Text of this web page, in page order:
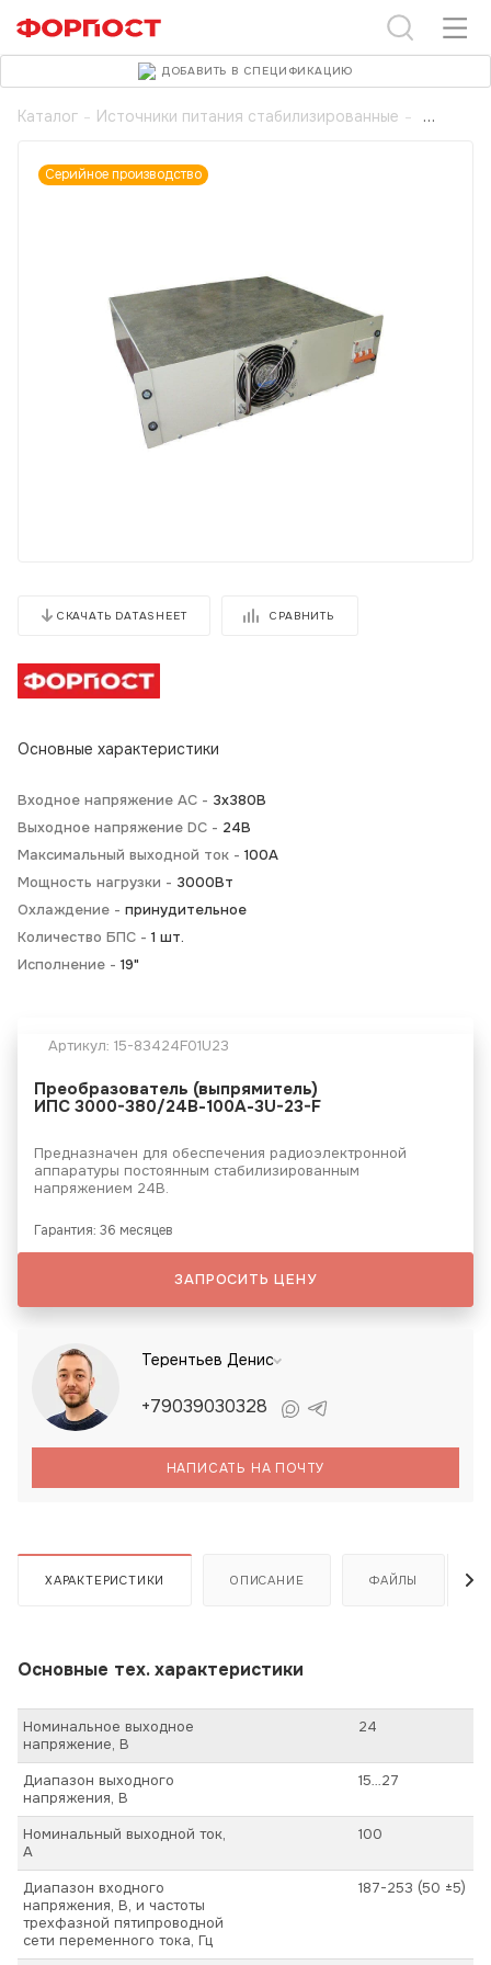
Каталог - Источники питания стабилизированные -
Серийное производство
СКАЧАТЬ DATASHEET СРАВНИТЬ
Основные характеристики
Входное напряжение AC - 3х380В
Выходное напряжение DC - 24В
Максимальный выходной ток - 100А
Мощность нагрузки - 3000Вт
Охлаждение - принудительное
Количество БПС - 1 шт.
Исполнение - 19"
Артикул: 15-83424F01U23
Преобразователь (выпрямитель)
ИПС 3000-380/24В-100А-3U-23-F
Предназначен для обеспечения радиоэлектронной
аппаратуры постоянным стабилизированным
напряжением 24В.
Гарантия: 36 месяцев
ДОБАВИТЬ В СПЕЦИФИКАЦИЮ
ЗАПРОСИТЬ ЦЕНУ
Терентьев Денис
+79039030328
НАПИСАТЬ НА ПОЧТУ
ХАРАКТЕРИСТИКИ ОПИСАНИЕ ФАЙЛЫ
Основные тех. характеристики
Номинальное выходное
напряжение, В
24
Диапазон выходного
напряжения, В
15…27
Номинальный выходной ток,
А
100
Диапазон входного
напряжения, В, и частоты
трехфазной пятипроводной
сети переменного тока, Гц
187-253 (50 ±5)